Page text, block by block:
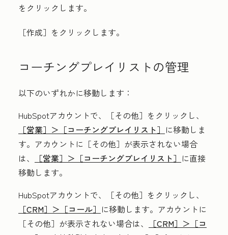
をクリックします。
［作成］ をクリックします。
コーチングプレイリストの管理
以下のいずれかに移動します：
HubSpotアカウントで、
［その他］をクリックし、
［営業］＞ ［コーチングプレイリスト］ に移動しま
す。アカウントに ［その他］が表示されない場合
は、
［営業］＞ ［コーチングプレイリスト］ に直接
移動します。
HubSpotアカウントで、
［その他］をクリックし、
［CRM］＞ ［コール］ に移動します。アカウントに
［その他］が表示されない場合は、
［CRM］＞ ［コ